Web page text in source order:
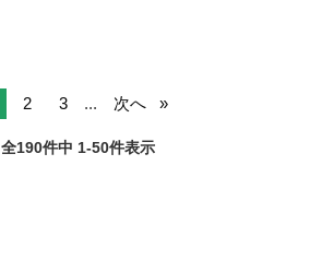
2 3 ... 次へ
全190件中 1-50件表示